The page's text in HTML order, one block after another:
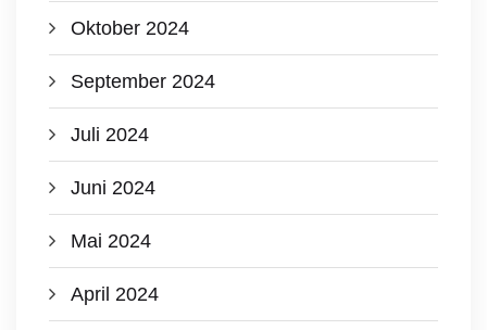
Oktober 2024
September 2024
Juli 2024
Juni 2024
Mai 2024
April 2024